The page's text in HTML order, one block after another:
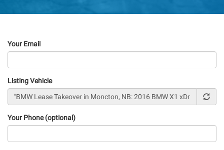
Your Email
Listing Vehicle
Your Phone (optional)